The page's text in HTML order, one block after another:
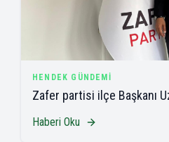
HENDEK GÜNDEMI
Zafer partisi ilçe Başkanı
Haberi Oku